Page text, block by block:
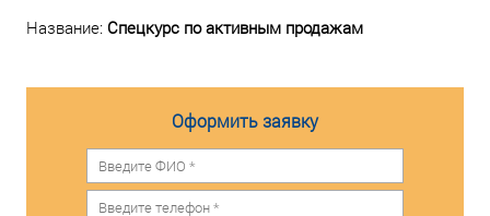
Название: Спецкурс по активным продажам
Оформить заявку